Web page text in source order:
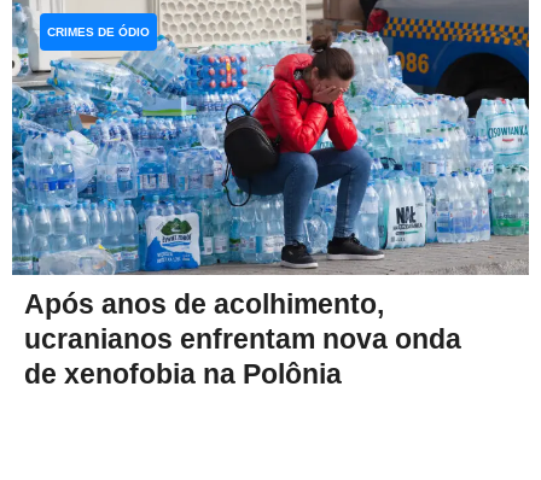
Após anos de acolhimento,
ucranianos enfrentam nova onda
de xenofobia na Polônia
CRIMES DE ÓDIO